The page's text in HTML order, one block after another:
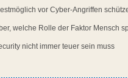
vor Cyber-Angriffen
welche Rolle der Faktor Mensch
nicht immer teuer sein muss